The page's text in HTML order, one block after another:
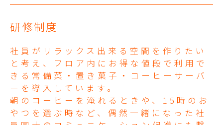
研修制度
社員がリラックス出来る空間を作りたい
と考え、フロア内にお得な値段で利用で
きる常備菜・置き菓子・コーヒーサーバ
ーを導入しています。
朝のコーヒーを淹れるときや、15時のお
やつを選ぶ時など、偶然一緒になった社